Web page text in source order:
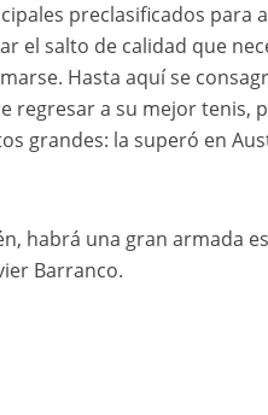
preclasificados para
el salto de calidad que
Hasta aquí se
regresar a su mejor tenis,
grandes: la superó en
habrá una gran armada
Barranco.